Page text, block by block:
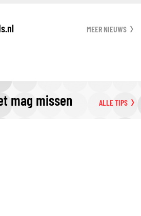
MEER NIEUWS
mag missen ALLE TIPS